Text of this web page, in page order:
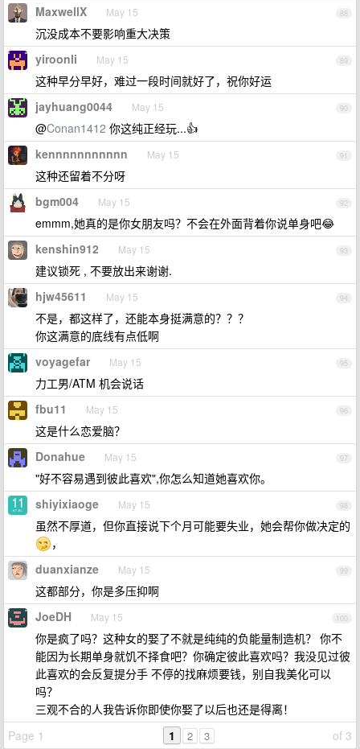
88
MaxwellX May 15
沉没成本不要影响重大决策
89
yiroonli May 15
这种早分早好，难过一段时间就好了，祝你好运
90
jayhuang0044 May 15
@Conan1412 你这纯正经玩...👍
91
kennnnnnnnnnn May 15
这种还留着不分呀
92
bgm004 May 15
emmm,她真的是你女朋友吗？不会在外面背着你说单身吧😂
93
kenshin912 May 15
建议锁死 , 不要放出来谢谢.
94
hjw45611 May 15
不是，都这样了，还能本身挺满意的？？？
你这满意的底线有点低啊
95
voyagefar May 15
力工男/ATM 机会说话
96
fbu11 May 15
这是什么恋爱脑？
97
Donahue May 15
"好不容易遇到彼此喜欢",你怎么知道她喜欢你。
98
shiyixiaoge May 15
虽然不厚道，但你直接说下个月可能要失业，她会帮你做决定的
，
99
duanxianze May 15
这都部分，你是多压抑啊
100
JoeDH May 15
你是疯了吗？这种女的娶了不就是纯纯的负能量制造机？ 你不
能因为长期单身就饥不择食吧？你确定彼此喜欢吗？我没见过彼
此喜欢的会反复提分手 不停的找麻烦要钱，别自我美化可以
吗？
三观不合的人我告诉你即使你娶了以后也还是得离！
Page 1
of 3
1 2 3